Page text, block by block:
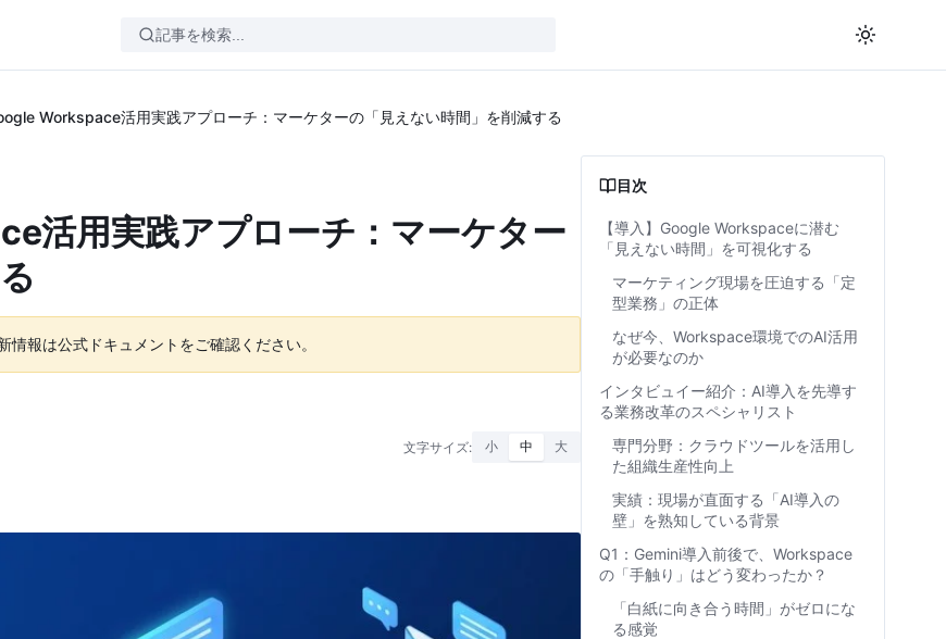
Workspace活用実践アプローチ：マーケターの「見えない時間」を削減する
活用実践アプローチ：マーケター
報は公式ドキュメントをご確認ください。
文字サイズ: 小 中 大
目次
【導入】Google Workspaceに潜む
「見えない時間」を可視化する
マーケティング現場を圧迫する「定
型業務」の正体
なぜ今、Workspace環境でのAI活用
が必要なのか
インタビュイー紹介：AI導入を先導す
る業務改革のスペシャリスト
専門分野：クラウドツールを活用し
た組織生産性向上
実績：現場が直面する「AI導入の
壁」を熟知している背景
Q1：Gemini導入前後で、Workspace
の「手触り」はどう変わったか？
「白紙に向き合う時間」がゼロにな
る感覚